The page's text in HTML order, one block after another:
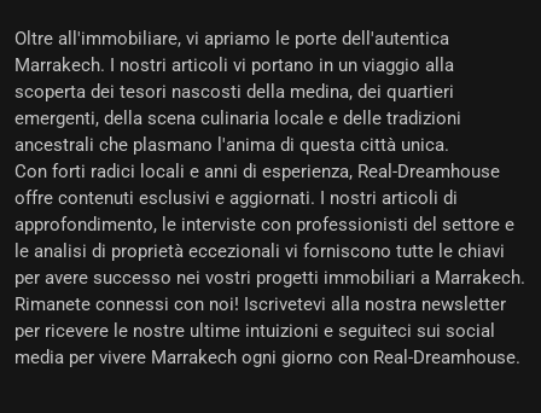
Oltre all'immobiliare, vi apriamo le porte dell'autentica
Marrakech. I nostri articoli vi portano in un viaggio alla
scoperta dei tesori nascosti della medina, dei quartieri
emergenti, della scena culinaria locale e delle tradizioni
ancestrali che plasmano l'anima di questa città unica.
Con forti radici locali e anni di esperienza, Real-Dreamhouse
offre contenuti esclusivi e aggiornati. I nostri articoli di
approfondimento, le interviste con professionisti del settore e
le analisi di proprietà eccezionali vi forniscono tutte le chiavi
per avere successo nei vostri progetti immobiliari a Marrakech.
Rimanete connessi con noi! Iscrivetevi alla nostra newsletter
per ricevere le nostre ultime intuizioni e seguiteci sui social
media per vivere Marrakech ogni giorno con Real-Dreamhouse.